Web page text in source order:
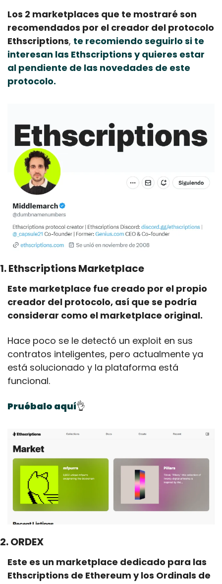
Los 2 marketplaces que te mostraré son
recomendados por el creador del protocolo
Ethscriptions, te recomiendo seguirlo si te
interesan las Ethscriptions y quieres estar
al pendiente de las novedades de este
protocolo.
1. Ethscriptions Marketplace
Este marketplace fue creado por el propio
creador del protocolo, así que se podría
considerar como el marketplace original.
Hace poco se le detectó un exploit en sus
contratos inteligentes, pero actualmente ya
está solucionado y la plataforma está
funcional.
Pruébalo aquí👌
2. ORDEX
Este es un marketplace dedicado para las
Ethscriptions de Ethereum y los Ordinals de